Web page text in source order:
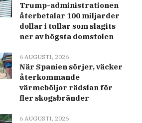
Trump-administrationen
återbetalar 100 miljarder
dollar i tullar som slagits
ner av högsta domstolen
6 AUGUSTI, 2026
När Spanien sörjer, väcker
återkommande
värmeböljor rädslan för
fler skogsbränder
6 AUGUSTI, 2026